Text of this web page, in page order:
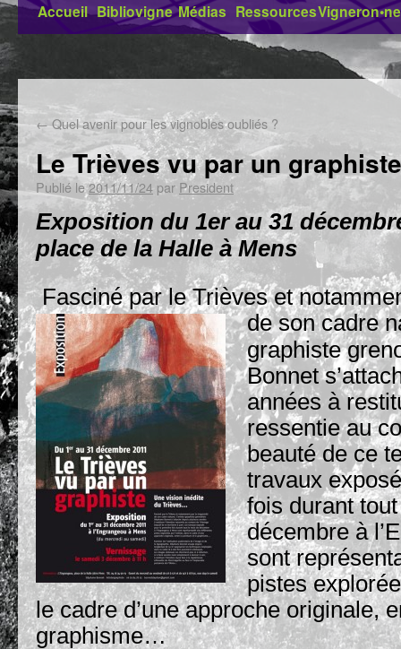
Accueil Bibliovigne Médias Ressources
←Quel avenir pour les vignobles oubliés ?
Le Trièves vu par un graphiste
Publié le2011/11/24 par President
Exposition du 1er au 31
place de la Halle à Mens
Fasciné par le Trièves et
de son cadre
graphiste
Bonnet
années à
ressentie au
beauté de ce
travaux
fois durant
décembre à
sont
pistes
le cadre d’une approche originale,
graphisme…